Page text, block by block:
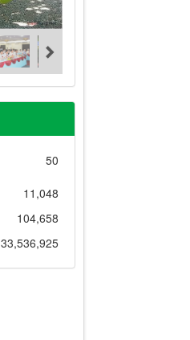
50
11,048
104,658
33,536,925